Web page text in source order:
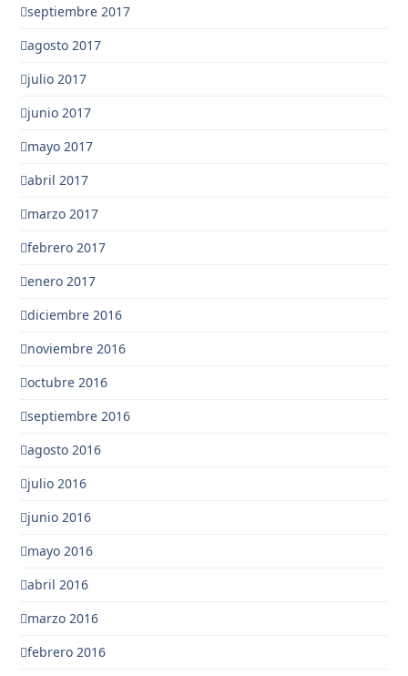
septiembre 2017
agosto 2017
julio 2017
junio 2017
mayo 2017
abril 2017
marzo 2017
febrero 2017
enero 2017
diciembre 2016
noviembre 2016
octubre 2016
septiembre 2016
agosto 2016
julio 2016
junio 2016
mayo 2016
abril 2016
marzo 2016
febrero 2016